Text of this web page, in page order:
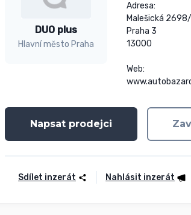
DUO plus
Hlavní město Praha
Adresa:
Malešická
Praha 3
13000
Web:
Napsat prodejci
Sdílet inzerát Nahlásit inzerát